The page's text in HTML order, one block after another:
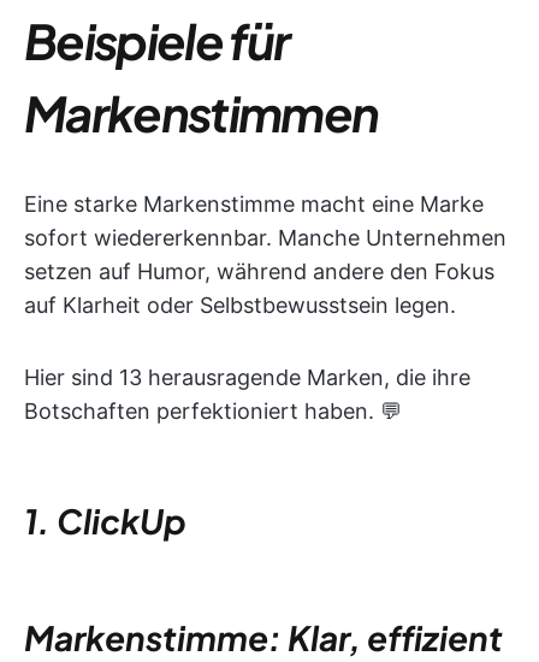
Beispiele für
Markenstimmen
Eine starke Markenstimme macht eine Marke
sofort wiedererkennbar. Manche Unternehmen
setzen auf Humor, während andere den Fokus
auf Klarheit oder Selbstbewusstsein legen.
Hier sind 13 herausragende Marken, die ihre
Botschaften perfektioniert haben. 💬
1. ClickUp
Markenstimme: Klar, effizient